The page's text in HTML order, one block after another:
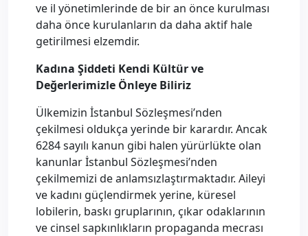
ve il yönetimlerinde de bir an önce kurulması
daha önce kurulanların da daha aktif hale
getirilmesi elzemdir.
Kadına Şiddeti Kendi Kültür ve
Değerlerimizle Önleye Biliriz
Ülkemizin İstanbul Sözleşmesi’nden
çekilmesi oldukça yerinde bir karardır. Ancak
6284 sayılı kanun gibi halen yürürlükte olan
kanunlar İstanbul Sözleşmesi’nden
çekilmemizi de anlamsızlaştırmaktadır. Aileyi
ve kadını güçlendirmek yerine, küresel
lobilerin, baskı gruplarının, çıkar odaklarının
ve cinsel sapkınlıkların propaganda mecrası